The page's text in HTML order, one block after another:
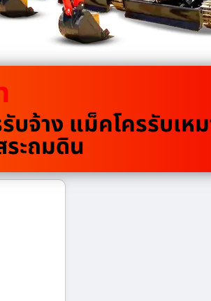
บจ้าง แม็คโครรับเห
ะถมดิน